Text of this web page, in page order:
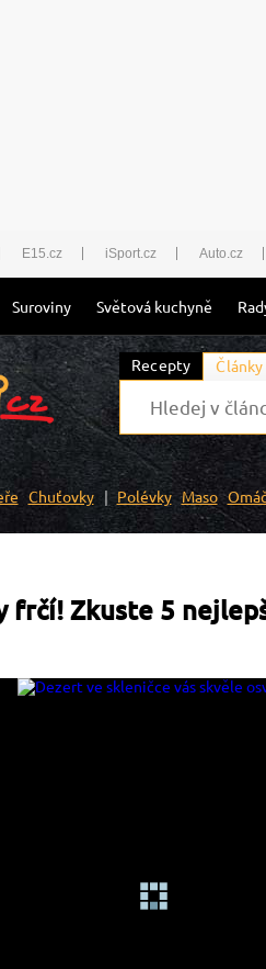
E15.cz iSport.cz Auto.cz
Suroviny Světová kuchyně
Recepty Články
Chuťovky Polévky Maso
frčí! Zkuste 5